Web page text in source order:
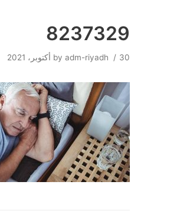
8237329
by adm-riyadh 30 أكتوبر، 2021